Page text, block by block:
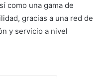
como una gama de
gracias a una red de
y servicio a nivel